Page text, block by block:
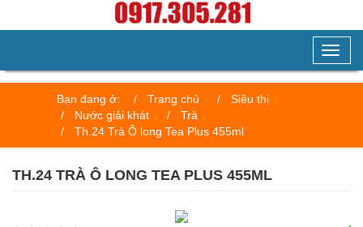
Bạn đang ở:
Trang chủ
Siêu thị
Nước giải khát
Trà
Th.24 Trà Ô long Tea Plus 455ml
TH.24 TRÀ Ô LONG TEA PLUS 455ML